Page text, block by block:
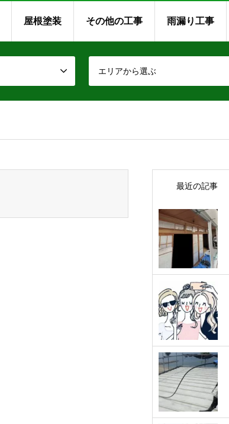
屋根塗装 その他の工事 雨漏り工事
エリアから選ぶ
最近の記事